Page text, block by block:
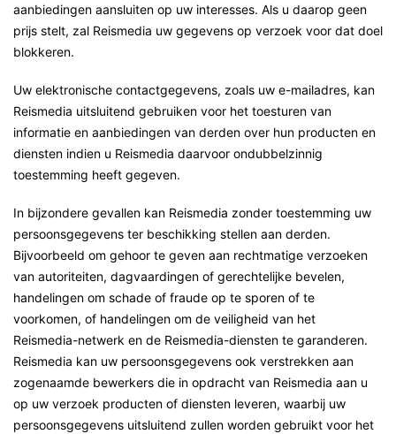
aanbiedingen aansluiten op uw interesses. Als u daarop geen
prijs stelt, zal Reismedia uw gegevens op verzoek voor dat doel
blokkeren.
Uw elektronische contactgegevens, zoals uw e-mailadres, kan
Reismedia uitsluitend gebruiken voor het toesturen van
informatie en aanbiedingen van derden over hun producten en
diensten indien u Reismedia daarvoor ondubbelzinnig
toestemming heeft gegeven.
In bijzondere gevallen kan Reismedia zonder toestemming uw
persoonsgegevens ter beschikking stellen aan derden.
Bijvoorbeeld om gehoor te geven aan rechtmatige verzoeken
van autoriteiten, dagvaardingen of gerechtelijke bevelen,
handelingen om schade of fraude op te sporen of te
voorkomen, of handelingen om de veiligheid van het
Reismedia-netwerk en de Reismedia-diensten te garanderen.
Reismedia kan uw persoonsgegevens ook verstrekken aan
zogenaamde bewerkers die in opdracht van Reismedia aan u
op uw verzoek producten of diensten leveren, waarbij uw
persoonsgegevens uitsluitend zullen worden gebruikt voor het